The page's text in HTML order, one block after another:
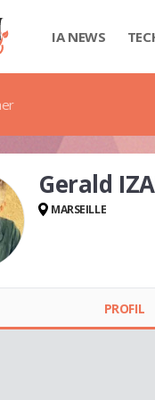
IA NEWS
Gerald
MARSEILLE
PROFIL